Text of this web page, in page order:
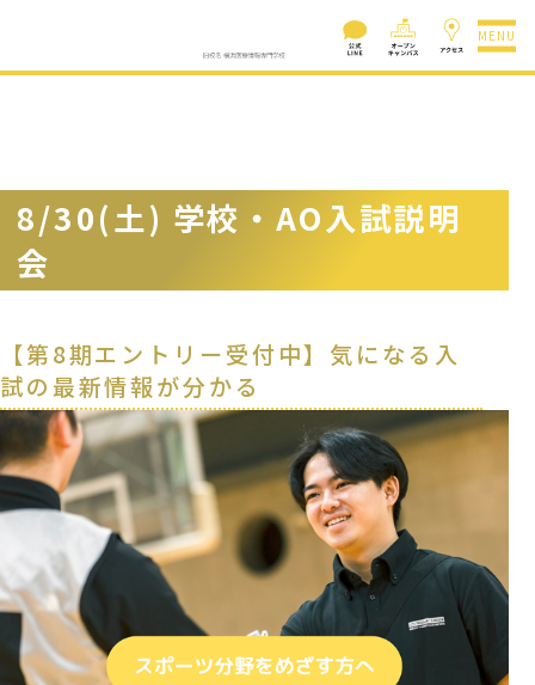
MENU
8/30(土) 学校・AO入試説明
会
【第8期エントリー受付中】気になる入
試の最新情報が分かる